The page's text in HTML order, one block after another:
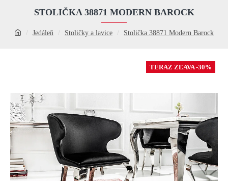
Jedáleň Stoličky a lavice Stolička 38871 Modern Barock
STOLIČKA 38871 MODERN BAROCK
TERAZ ZĽAVA -30%